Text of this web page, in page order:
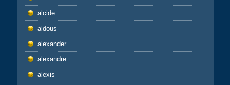
alcide
aldous
alexander
alexandre
alexis